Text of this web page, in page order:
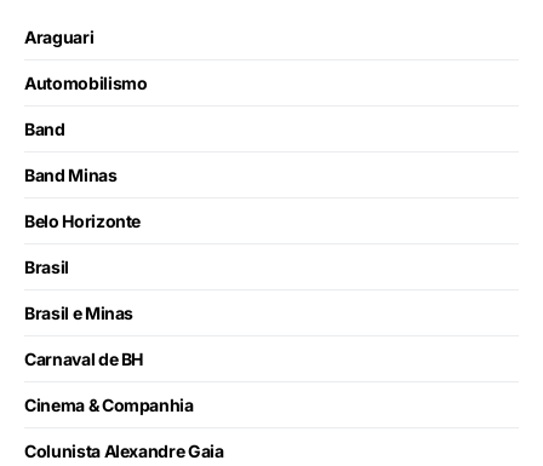
Araguari
Automobilismo
Band
Band Minas
Belo Horizonte
Brasil
Brasil e Minas
Carnaval de BH
Cinema & Companhia
Colunista Alexandre Gaia